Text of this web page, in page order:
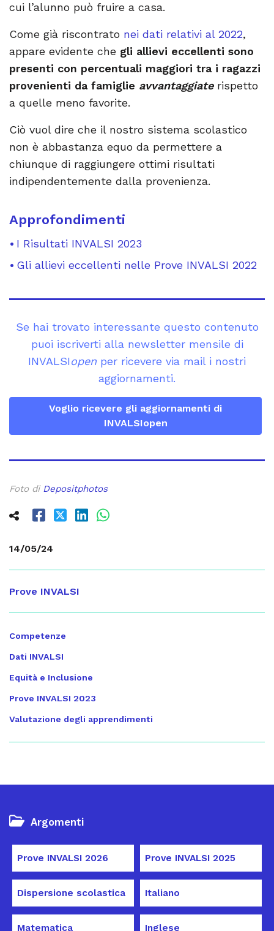
14/05/24
Prove INVALSI
Competenze
Dati INVALSI
Equità e Inclusione
Prove INVALSI 2023
Valutazione degli apprendimenti
cui l’alunno può fruire a casa.
Come già riscontrato nei dati relativi al 2022,
appare evidente che gli allievi eccellenti sono
presenti con percentuali maggiori tra i ragazzi
provenienti da famiglie avvantaggiate rispetto
a quelle meno favorite.
Ciò vuol dire che il nostro sistema scolastico
non è abbastanza equo da permettere a
chiunque di raggiungere ottimi risultati
indipendentemente dalla provenienza.
Approfondimenti
I Risultati INVALSI 2023
Gli allievi eccellenti nelle Prove INVALSI 2022
Se hai trovato interessante questo contenuto
puoi iscriverti alla newsletter mensile di
INVALSIopen per ricevere via mail i nostri
aggiornamenti.
Voglio ricevere gli aggiornamenti di
INVALSIopen
Foto di Depositphotos
Argomenti
Prove INVALSI 2026 Prove INVALSI 2025
Dispersione scolastica Italiano
Matematica Inglese